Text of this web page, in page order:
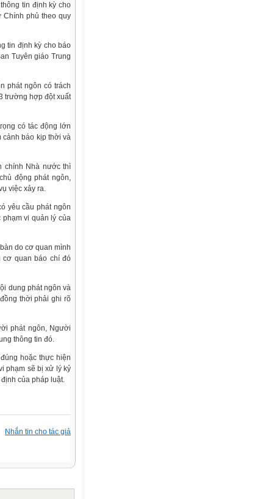
tin định kỳ cho
Chính phủ theo quy
tin định kỳ cho báo
Tuyên giáo Trung
phát ngôn có trách
trường hợp đột xuất
có tác động lớn
cảnh báo kịp thời và
chính Nhà nước thì
động phát ngôn,
việc xảy ra.
yêu cầu phát ngôn
phạm vi quản lý của
do cơ quan mình
cơ quan báo chí đó
dung phát ngôn và
thời phải ghi rõ
phát ngôn, Người
thông tin đó.
hoặc thực hiện
phạm sẽ bị xử lý kỷ
của pháp luật.
Nhắn tin cho tác giả